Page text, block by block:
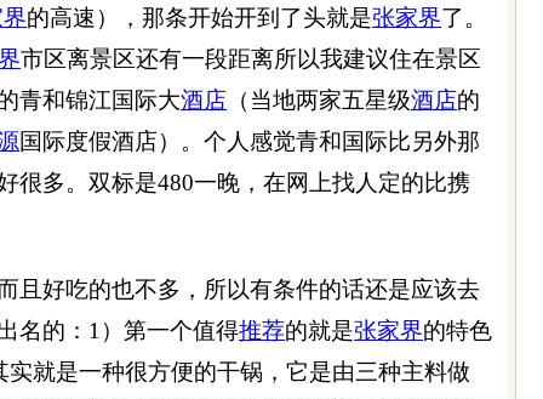
的高速），那条开始开到了头就是张家界了。
市区离景区还有一段距离所以我建议住在景区
青和锦江国际大酒店 （当地两家五星级酒店的
国际度假酒店）。个人感觉青和国际比另外那
很多。双标是480一晚，在网上找人定的比携
好吃的也不多，所以有条件的话还是应该去
名的：1）第一个值得推荐的就是张家界的特色
就是一种很方便的干锅，它是由三种主料做